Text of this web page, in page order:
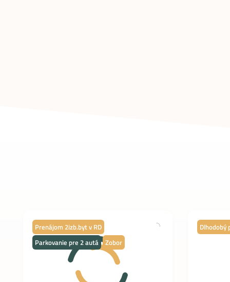
Prenájom 2izb.byt v RD
Parkovanie pre 2 autá
Zobor
Dlhodobý